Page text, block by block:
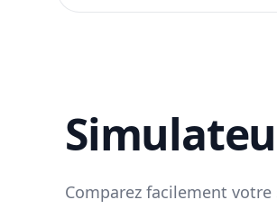
Comparez facilement